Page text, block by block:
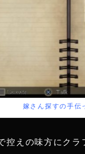
嫁さん探すの手伝
控えの味方にク